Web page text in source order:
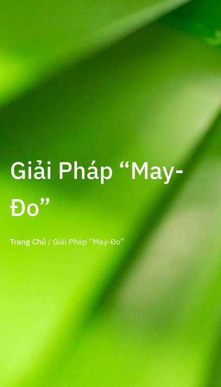
Giải Pháp “May-
Đo”
Trang Chủ / Giải Pháp “May-Đo”